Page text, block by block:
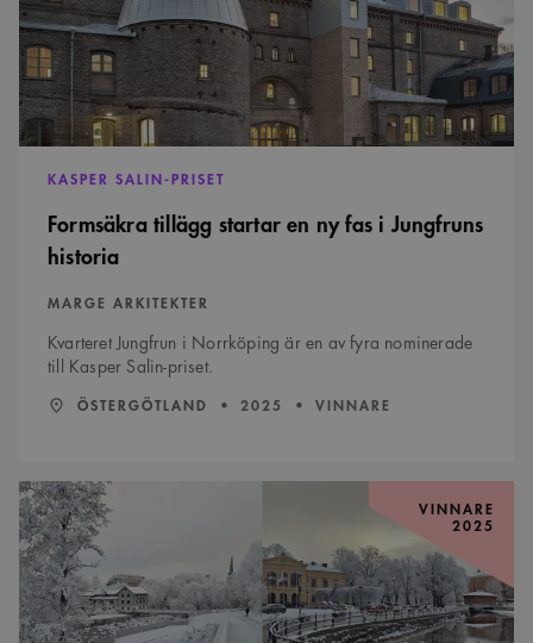
Jungfruns
historia
KASPER SALIN-PRISET
Formsäkra tillägg startar en ny fas i Jungfruns
historia
MARGE ARKITEKTER
Kvarteret Jungfrun i Norrköping är en av fyra nominerade
till Kasper Salin-priset.
LÄN::
ÖSTERGÖTLAND ÅR:
2025 VINNARE
Faunapassagerna
utnyttjar
vattnets
möjligheter
i
en
sinnlig
fullträff
VINNARE
2025